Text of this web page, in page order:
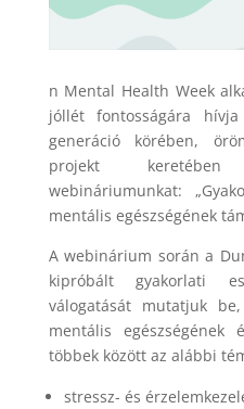
n Mental Health Week
jóllét fontosságára
generáció körében,
projekt
webináriumunkat:
mentális egészségének
A webinárium során a
kipróbált gyakorlati
válogatását mutatjuk
mentális egészségének
többek között az alábbi
stressz- és